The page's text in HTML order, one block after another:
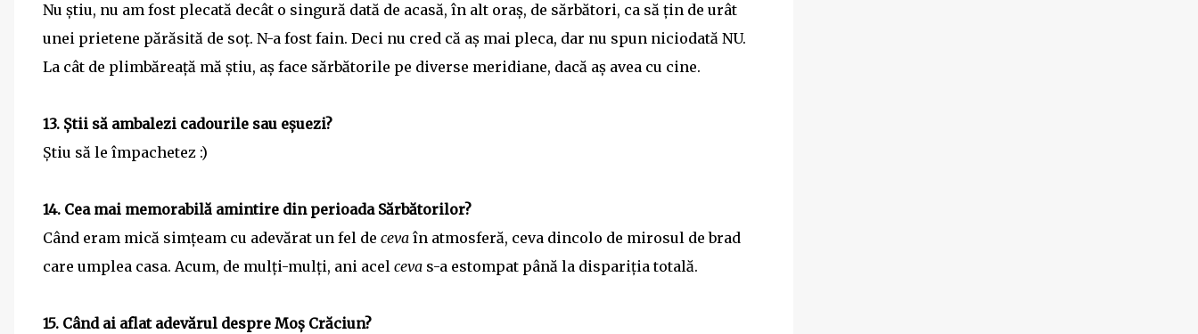
Nu știu, nu am fost plecată decât o singură dată de acasă, în alt oraș, de sărbători, ca să țin de urât
unei prietene părăsită de soț. N-a fost fain. Deci nu cred că aș mai pleca, dar nu spun niciodată NU.
La cât de plimbăreață mă știu, aș face sărbătorile pe diverse meridiane, dacă aș avea cu cine.
13. Știi să ambalezi cadourile sau eșuezi?
Știu să le împachetez :)
14. Cea mai memorabilă amintire din perioada Sărbătorilor?
Când eram mică simțeam cu adevărat un fel de ceva în atmosferă, ceva dincolo de mirosul de brad
care umplea casa. Acum, de mulți-mulți, ani acel ceva s-a estompat până la dispariția totală.
15. Când ai aflat adevărul despre Moș Crăciun?